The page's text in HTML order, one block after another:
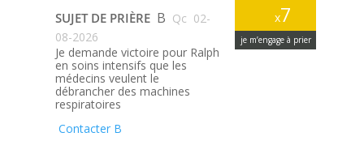
x7
je m’engage à prier
SUJET DE PRIÈRE B Qc 02-
08-2026
Je demande victoire pour Ralph
en soins intensifs que les
médecins veulent le
débrancher des machines
respiratoires
Contacter B